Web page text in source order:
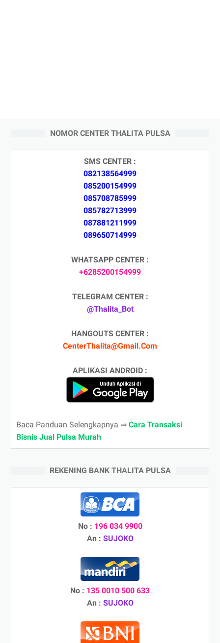
NOMOR CENTER THALITA PULSA
SMS CENTER :
082138564999
085200154999
085708785999
085782713999
087881211999
089650714999
WHATSAPP CENTER :
+6285200154999
TELEGRAM CENTER :
@Thalita_Bot
HANGOUTS CENTER :
CenterThalita@Gmail.Com
APLIKASI ANDROID :
Baca Panduan Selengkapnya ⇒ Cara Transaksi
Bisnis Jual Pulsa Murah
REKENING BANK THALITA PULSA
No : 196 034 9900
An : SUJOKO
No : 135 0010 500 633
An : SUJOKO